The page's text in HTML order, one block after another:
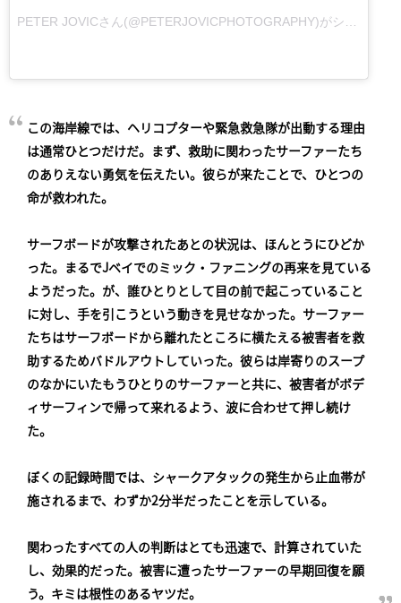
PETER JOVICさん(@PETERJOVICPHOTOGRAPHY)がシェアした投稿 –
この海岸線では、ヘリコプターや緊急救急隊が出動する理由
は通常ひとつだけだ。まず、救助に関わったサーファーたち
のありえない勇気を伝えたい。彼らが来たことで、ひとつの
命が救われた。
サーフボードが攻撃されたあとの状況は、ほんとうにひどか
った。まるでJベイでのミック・ファニングの再来を見ている
ようだった。が、誰ひとりとして目の前で起こっていること
に対し、手を引こうという動きを見せなかった。サーファー
たちはサーフボードから離れたところに横たえる被害者を救
助するためバドルアウトしていった。彼らは岸寄りのスープ
のなかにいたもうひとりのサーファーと共に、被害者がボデ
ィサーフィンで帰って来れるよう、波に合わせて押し続け
た。
ぼくの記録時間では、シャークアタックの発生から止血帯が
施されるまで、わずか2分半だったことを示している。
関わったすべての人の判断はとても迅速で、計算されていた
し、効果的だった。被害に遭ったサーファーの早期回復を願
う。キミは根性のあるヤツだ。